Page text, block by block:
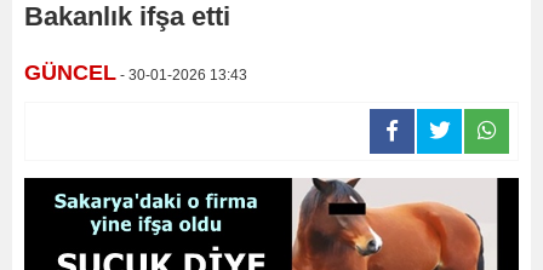
Bakanlık ifşa etti
GÜNCEL - 30-01-2026 13:43